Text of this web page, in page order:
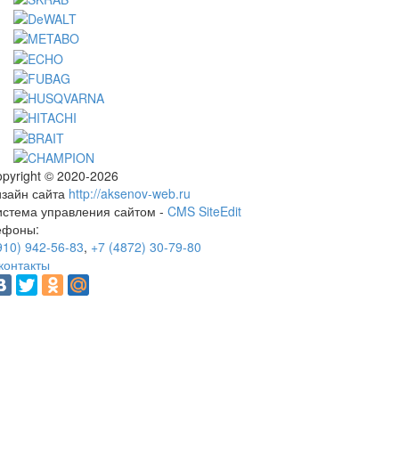
© 2020-2026
сайта http://aksenov-web.ru
управления сайтом - CMS SiteEdit
942-56-83, +7 (4872) 30-79-80